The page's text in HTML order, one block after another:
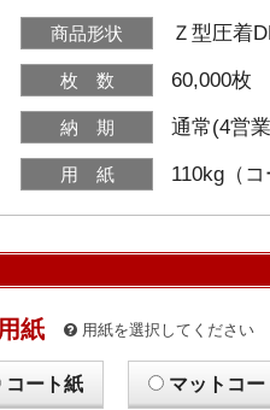
商品形状 Ｚ型圧着
枚 数 60,000枚
納 期 通常(4営
用 紙 110kg（
用紙 用紙を選択してください
コート紙 マットコー